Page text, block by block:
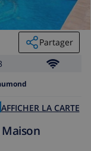
Partager
AFFICHER LA CARTE
Maison